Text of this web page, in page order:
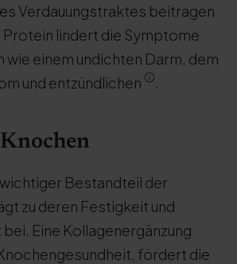
Verdauungstraktes beitragen
Protein lindert die Symptome
wie einem undichten Darm, dem
und entzündlichen
Bestandteil der
zu deren Festigkeit und
Eine Kollagenergänzung
fördert die